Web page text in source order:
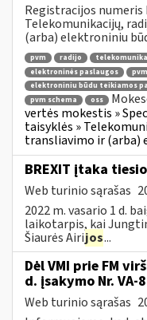
Registracijos numeris
Telekomunikacijų,
(arba) elektroniniu
pvm radijo
elektroninės paslaugos
elektroniniu būdu teikiamos
pvm schema
oss
vertės mokestis »
taisyklės »
transliavimo ir (arba)
BREXIT įtaka
Web turinio sąrašas
2022 m. vasario 1 d.
laikotarpis, kai
Šiaurės Airijos...
Dėl VMI prie FM
d. įsakymo Nr.
Web turinio sąrašas